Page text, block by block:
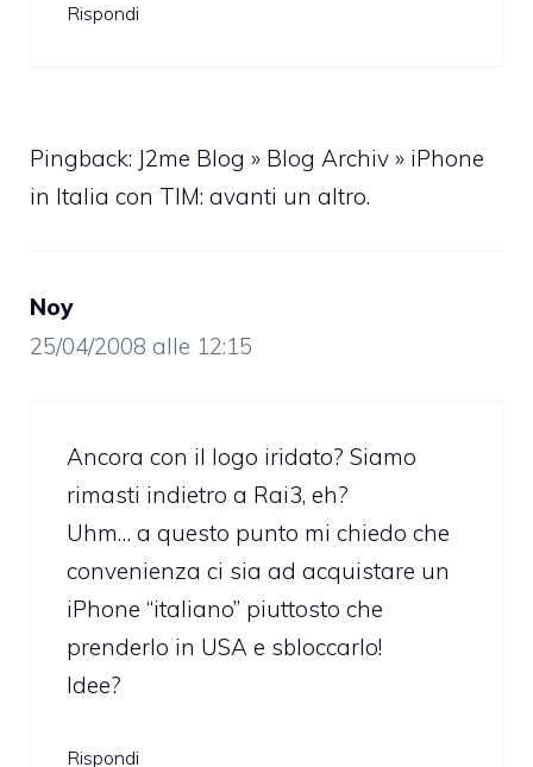
Rispondi
Pingback: J2me Blog » Blog Archiv » iPhone
in Italia con TIM: avanti un altro.
Noy
25/04/2008 alle 12:15
Ancora con il logo iridato? Siamo
rimasti indietro a Rai3, eh?
Uhm… a questo punto mi chiedo che
convenienza ci sia ad acquistare un
iPhone “italiano” piuttosto che
prenderlo in USA e sbloccarlo!
Idee?
Rispondi